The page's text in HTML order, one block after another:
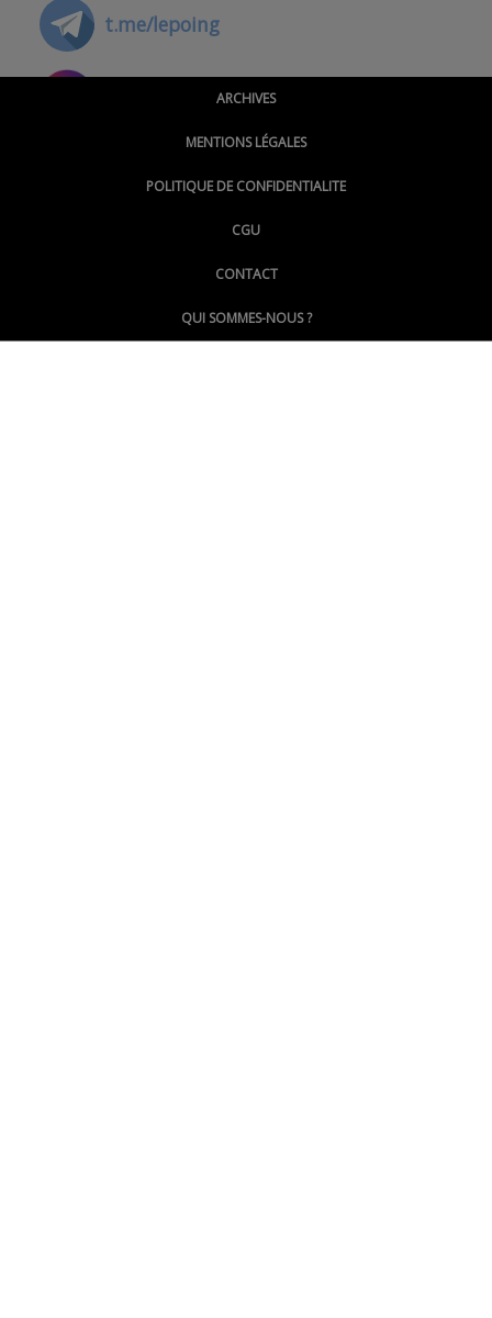
t.me/lepoing
@montpellierpoinginfo
@LePoingMontpellier
ARCHIVES
MENTIONS LÉGALES
POLITIQUE DE CONFIDENTIALITE
CGU
CONTACT
QUI SOMMES-NOUS ?